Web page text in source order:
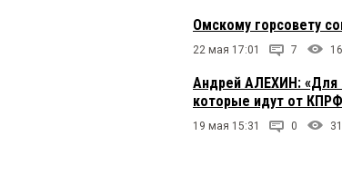
Омскому горсовету
22 мая 17:01 7
Андрей АЛЕХИН: «Для
которые идут от
19 мая 15:31 0